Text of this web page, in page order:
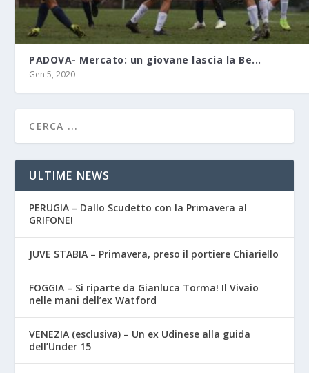
PADOVA- Mercato: un giovane lascia la Be...
Gen 5, 2020
ULTIME NEWS
PERUGIA – Dallo Scudetto con la Primavera al
GRIFONE!
JUVE STABIA – Primavera, preso il portiere Chiariello
FOGGIA – Si riparte da Gianluca Torma! Il Vivaio
nelle mani dell’ex Watford
VENEZIA (esclusiva) – Un ex Udinese alla guida
dell’Under 15